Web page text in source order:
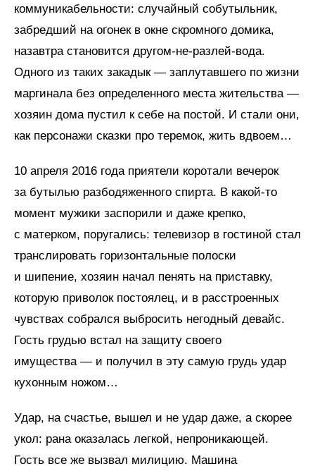
коммуникабельности: случайный собутыльник,
забредший на огонек в окне скромного домика,
назавтра становится другом-не-разлей-вода.
Одного из таких закадык — заплутавшего по жизни
маргинала без определенного места жительства —
хозяин дома пустил к себе на постой. И стали они,
как персонажи сказки про теремок, жить вдвоем…
10 апреля 2016 года приятели коротали вечерок
за бутылью разбодяженного спирта. В какой-то
момент мужики заспорили и даже крепко,
с матерком, поругались: телевизор в гостиной стал
транслировать горизонтальные полоски
и шипение, хозяин начал пенять на приставку,
которую приволок постоялец, и в расстроенных
чувствах собрался выбросить негодный девайс.
Гость грудью встал на защиту своего
имущества — и получил в эту самую грудь удар
кухонным ножом…
Удар, на счастье, вышел и не удар даже, а скорее
укол: рана оказалась легкой, непроникающей.
Гость все же вызвал милицию. Машина